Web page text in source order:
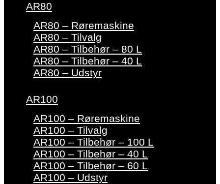
AR80
AR80 – Røremaskine
AR80 – Tilvalg
AR80 – Tilbehør – 80 L
AR80 – Tilbehør – 40 L
AR80 – Udstyr
AR100
AR100 – Røremaskine
AR100 – Tilvalg
AR100 – Tilbehør – 100 L
AR100 – Tilbehør – 40 L
AR100 – Tilbehør – 60 L
AR100 – Udstyr